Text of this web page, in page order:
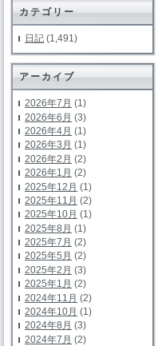
カテゴリー
日記 (1,491)
アーカイブ
2026年7月 (1)
2026年6月 (3)
2026年4月 (1)
2026年3月 (1)
2026年2月 (2)
2026年1月 (2)
2025年12月 (1)
2025年11月 (2)
2025年10月 (1)
2025年8月 (1)
2025年7月 (2)
2025年5月 (2)
2025年2月 (3)
2025年1月 (2)
2024年11月 (2)
2024年10月 (1)
2024年8月 (3)
2024年7月 (2)